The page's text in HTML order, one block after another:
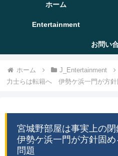
ホーム
Entertainment
お問い
ホーム J_Entertainment
力士らは転籍へ 伊勢ケ浜一門が方
宮城野部屋は事実上の
伊勢ケ浜一門が方針固
問題